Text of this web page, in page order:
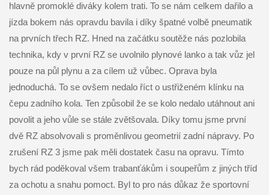
hlavně promoklé diváky kolem trati. To se nám celkem dařilo a
jízda bokem nás opravdu bavila i díky špatné volbě pneumatik
na prvních třech RZ. Hned na začátku soutěže nás pozlobila
technika, kdy v první RZ se uvolnilo plynové lanko a tak vůz jel
pouze na půl plynu a za cílem už vůbec. Oprava byla
jednoduchá. To se ovšem nedalo říct o ustřiženém klínku na
čepu zadního kola. Ten způsobil že se kolo nedalo utáhnout ani
povolit a jeho vůle se stále zvětšovala. Díky tomu jsme první
dvě RZ absolvovali s proměnlivou geometrií zadní nápravy. Po
zrušení RZ 3 jsme pak měli dostatek času na opravu. Tímto
bych rád poděkoval všem trabanťákům i soupeřům z jiných tříd
za ochotu a snahu pomoct. Byl to pro nás důkaz že sportovní